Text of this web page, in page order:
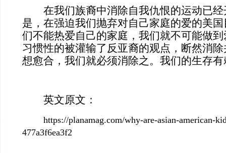
在我们族裔中消除自我仇恨的运动已经
是，在强迫我们抛弃对自己家庭的爱的美
们不能热爱自己的家庭，我们就不可能做
习惯性的被灌输了反亚裔的观点，断然消
想愈合，我们就必须消除之。我们的生存
英文原文：
https://planamag.com/why-are-asian-american-
477a3f6ea3f2